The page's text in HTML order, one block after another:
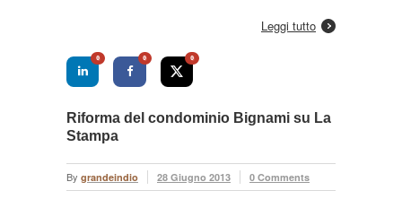
Leggi tutto
0 0 0
Riforma del condominio Bignami su La
Stampa
By grandeindio 28 Giugno 2013 0 Comments